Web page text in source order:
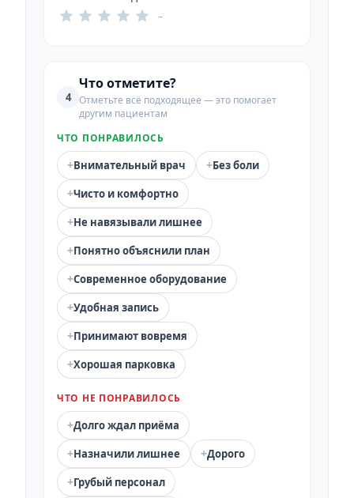
–
4
Что отметите?
Отметьте всё подходящее — это помогает
другим пациентам
ЧТО ПОНРАВИЛОСЬ
+Внимательный врач +Без боли
+Чисто и комфортно
+Не навязывали лишнее
+Понятно объяснили план
+Современное оборудование
+Удобная запись
+Принимают вовремя
+Хорошая парковка
ЧТО НЕ ПОНРАВИЛОСЬ
+Долго ждал приёма
+Назначили лишнее +Дорого
+Грубый персонал